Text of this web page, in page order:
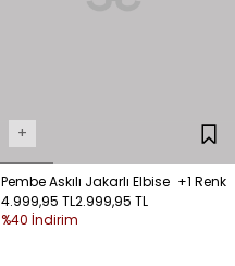
+
Pembe Askılı Jakarlı Elbise +1 Renk
4.999,95 TL2.999,95 TL
%40 İndirim